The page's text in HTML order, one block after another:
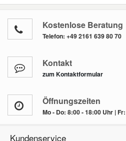
Kostenlose Beratung
Telefon: +49 2161 639 80 70
Kontakt
zum Kontaktformular
Öffnungszeiten
Mo - Do: 8:00 - 18:00 Uhr |
Kundenservice